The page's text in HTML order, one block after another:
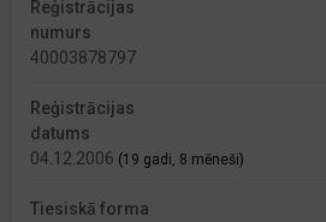
Reģistrācijas
numurs
40003878797
Reģistrācijas
datums
04.12.2006 (19 gadi, 8 mēneši)
Tiesiskā forma